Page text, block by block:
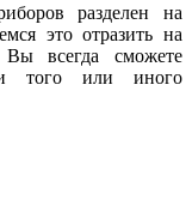
разделен на
это отразить на
всегда сможете
того или иного